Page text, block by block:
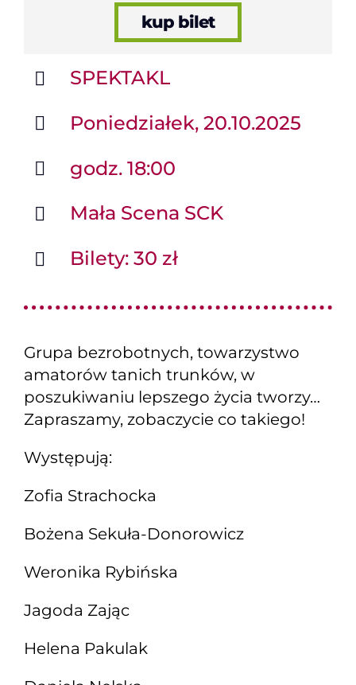
kup bilet
SPEKTAKL
Poniedziałek, 20.10.2025
godz. 18:00
Mała Scena SCK
Bilety: 30 zł
Grupa bezrobotnych, towarzystwo
amatorów tanich trunków, w
poszukiwaniu lepszego życia tworzy…
Zapraszamy, zobaczycie co takiego!
Występują:
Zofia Strachocka
Bożena Sekuła-Donorowicz
Weronika Rybińska
Jagoda Zając
Helena Pakulak